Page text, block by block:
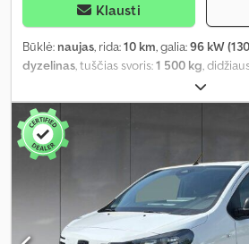
Klausti
Būklė: naujas, rida:10 km, galia:96 kW
dyzelinas, tuščias svoris:1 500 kg,
, ratų bazė:
spalva:balta, vairuotojo kabina:kitas,
emisijos klasė:
mm, bendras plotis:
krovinių skyriaus plotis:
1 921 mm, krovos
2026, Įranga:ABS, borto
užraktas, elektroninė stabilumo
sistema, kruizo kontrolė, naudoto
navigacijos sistema, oro